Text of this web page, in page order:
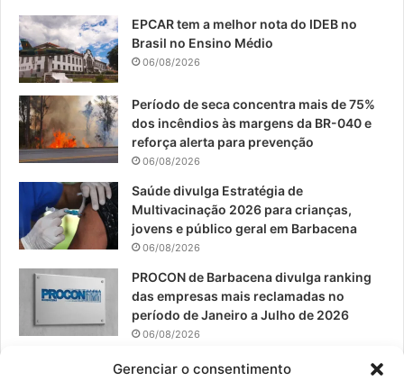
Gerenciar o consentimento
b
o
o
k
u
e
a
r
a
EPCAR tem a melhor nota do IDEB no
Brasil no Ensino Médio
06/08/2026
Período de seca concentra mais de 75%
dos incêndios às margens da BR-040 e
reforça alerta para prevenção
06/08/2026
Saúde divulga Estratégia de
Multivacinação 2026 para crianças,
jovens e público geral em Barbacena
06/08/2026
PROCON de Barbacena divulga ranking
das empresas mais reclamadas no
período de Janeiro a Julho de 2026
06/08/2026
Prefeitura convoca organizações de